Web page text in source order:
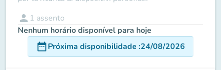
person 1 assento
Nenhum horário disponível para hoje
date_rangePróxima disponibilidade :24/08/2026